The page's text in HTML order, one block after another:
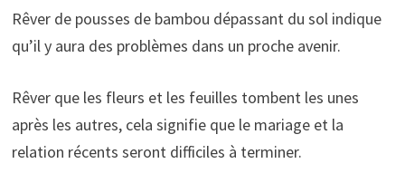
Rêver de pousses de bambou dépassant du sol indique
qu’il y aura des problèmes dans un proche avenir.
Rêver que les fleurs et les feuilles tombent les unes
après les autres, cela signifie que le mariage et la
relation récents seront difficiles à terminer.